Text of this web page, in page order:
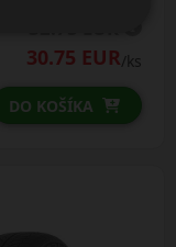
30.75 EUR/ks
DO KOŠÍKA